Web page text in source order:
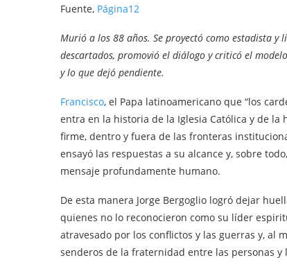
Fuente, Página12
Murió a los 88 años. Se proyectó como estadista
descartados, promovió el diálogo y criticó el
y lo que dejó pendiente.
Francisco, el Papa latinoamericano que “los
entra en la historia de la Iglesia Católica y de
firme, dentro y fuera de las fronteras
ensayó las respuestas a su alcance y, sobre
mensaje profundamente humano.
De esta manera Jorge Bergoglio logró dejar
quienes no lo reconocieron como su líder
atravesado por los conflictos y las guerras y, al
senderos de la fraternidad entre las personas y